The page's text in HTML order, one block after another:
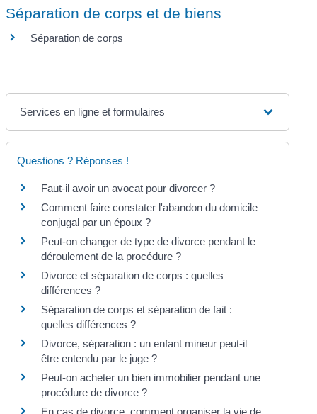
Séparation de corps et de biens
Séparation de corps
Services en ligne et formulaires
Questions ? Réponses !
Faut-il avoir un avocat pour divorcer ?
Comment faire constater l'abandon du domicile
conjugal par un époux ?
Peut-on changer de type de divorce pendant le
déroulement de la procédure ?
Divorce et séparation de corps : quelles
différences ?
Séparation de corps et séparation de fait :
quelles différences ?
Divorce, séparation : un enfant mineur peut-il
être entendu par le juge ?
Peut-on acheter un bien immobilier pendant une
procédure de divorce ?